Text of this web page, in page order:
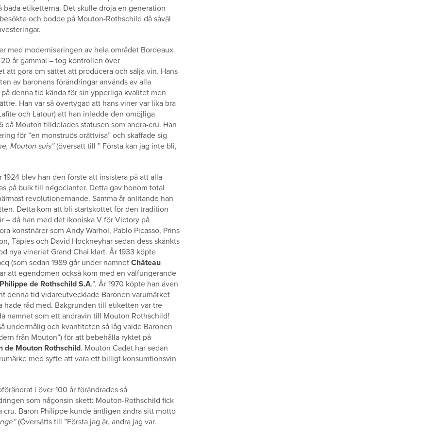
etiketterna. Det skulle dröja en generation
och bodde på Mouton-Rothschild då såväl
med moderniseringen av hela området Bordeaux.
år gammal – tog kontrollen över
göra om sättet att producera och sälja vin. Hans
av baronens förändringar används av alla
denna tid kända för sin ypperliga kvalitet men
Han var så övertygad att hans viner var lika bra
och Latour) att han inledde den omöjliga
Mouton tilldelades statusen som andra-cru. Han
för ”en monstruös orättvisa” och skaffade sig
Mouton suis”(översatt till ” Första kan jag inte bli,
blev han den förste att insistera på att alla
på bulk till négocianter. Detta gav honom total
revolutionernande. Samma år anlitande han
Detta kom att bli startskottet för den tradition
– då han med det ikoniska V för Victory på
konstnärer som Andy Warhol, Pablo Picasso, Prins
Tàpies och David Hockneyhar sedan dess skänkts
nya vineriet Grand Chai klart. År 1933 köpte
(som sedan 1989 går under namnet Château
att egendomen också kom med en välfungerande
de Rothschild S.A.”. År 1970 köpte han även
denna tid vidareutvecklade Baronen varumärket
hade råd med. Bakgrunden till etiketten var tre
namnet som ett andravin till Mouton Rothschild!
undermålig och kvantiteten så låg valde Baronen
från Mouton”) för att bebehålla ryktet på
de Mouton Rothschild. Mouton Cadet har sedan
med syfte att vara ett billigt konsumtionsvin
i över 100 år förändrades så
som någonsin skett: Mouton-Rothschild fick
cru. Baron Philippe kunde äntligen ändra sitt motto
(Översätts till ”Första jag är, andra jag var.